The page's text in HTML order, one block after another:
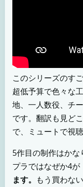
このシリーズのす
超低予算で色々な
地、一人数役、チ
です。翻訳も見ど
で、ミュートで視
5作目の制作はか
プラではなぜか4が
ます。 もう買わな